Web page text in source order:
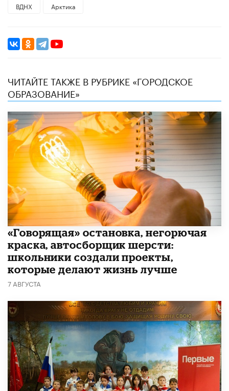
ВДНХ Арктика
ЧИТАЙТЕ ТАКЖЕ В РУБРИКЕ «ГОРОДСКОЕ
ОБРАЗОВАНИЕ»
​«Говорящая» остановка, негорючая
краска, автосборщик шерсти:
школьники создали проекты,
которые делают жизнь лучше
7 АВГУСТА